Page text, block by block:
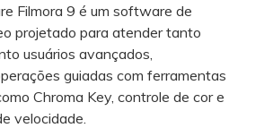
Filmora 9 é um software de
projetado para atender tanto
usuários avançados,
guiadas com ferramentas
Chroma Key, controle de cor e
velocidade.